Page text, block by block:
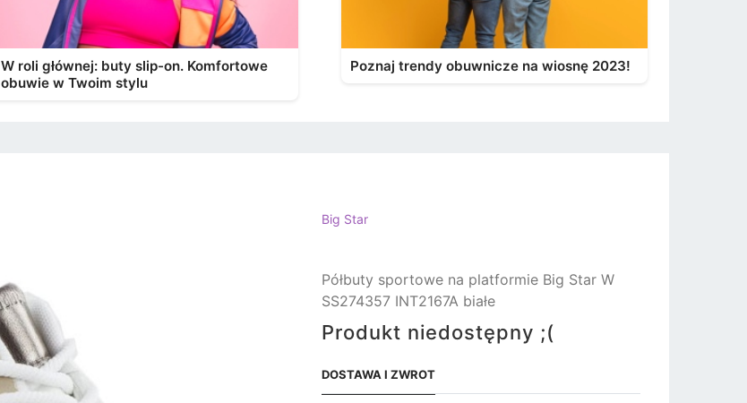
W roli głównej: buty slip-on. Komfortowe
obuwie w Twoim stylu
Poznaj trendy obuwnicze na wiosnę 2023!
Big Star
Półbuty sportowe na platformie Big Star W
SS274357 INT2167A białe
Produkt niedostępny ;(
DOSTAWA I ZWROT